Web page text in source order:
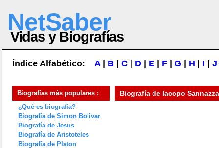
NetSaber
Vidas y Biografías
Índice Alfabético: A| B C D E F G H I J
Biografías más populares :
¿Qué es biografía?
Biografía de Simon Bolivar
Biografía de Jesus
Biografía de Aristoteles
Biografía de Platon
Biografía de Iacopo